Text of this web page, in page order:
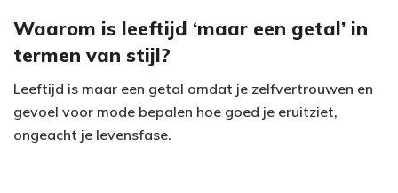
Waarom is leeftijd ‘maar een getal’ in
termen van stijl?
Leeftijd is maar een getal omdat je zelfvertrouwen en
gevoel voor mode bepalen hoe goed je eruitziet,
ongeacht je levensfase.